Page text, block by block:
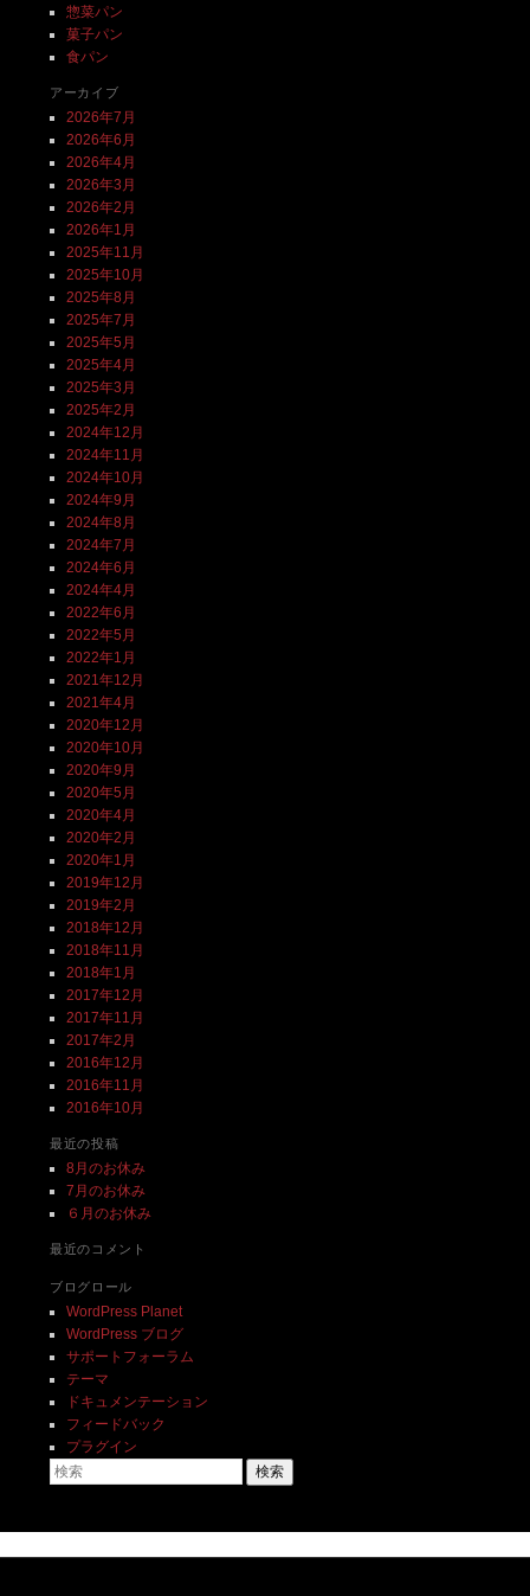
惣菜パン
菓子パン
食パン
アーカイブ
2026年7月
2026年6月
2026年4月
2026年3月
2026年2月
2026年1月
2025年11月
2025年10月
2025年8月
2025年7月
2025年5月
2025年4月
2025年3月
2025年2月
2024年12月
2024年11月
2024年10月
2024年9月
2024年8月
2024年7月
2024年6月
2024年4月
2022年6月
2022年5月
2022年1月
2021年12月
2021年4月
2020年12月
2020年10月
2020年9月
2020年5月
2020年4月
2020年2月
2020年1月
2019年12月
2019年2月
2018年12月
2018年11月
2018年1月
2017年12月
2017年11月
2017年2月
2016年12月
2016年11月
2016年10月
最近の投稿
8月のお休み
7月のお休み
６月のお休み
最近のコメント
ブログロール
WordPress Planet
WordPress ブログ
サポートフォーラム
テーマ
ドキュメンテーション
フィードバック
プラグイン
検索